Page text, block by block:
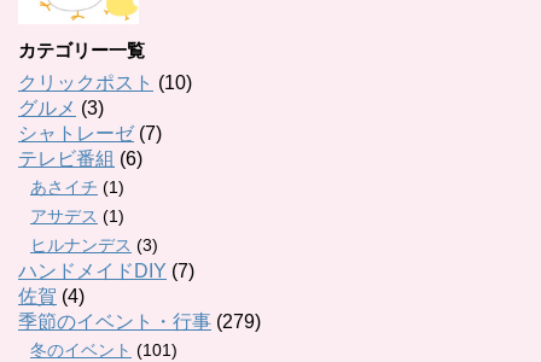
カテゴリー一覧
クリックポスト (10)
グルメ (3)
シャトレーゼ(7)
テレビ番組 (6)
あさイチ (1)
アサデス (1)
ヒルナンデス (3)
ハンドメイドDIY (7)
佐賀 (4)
季節のイベント・行事 (279)
冬のイベント (101)